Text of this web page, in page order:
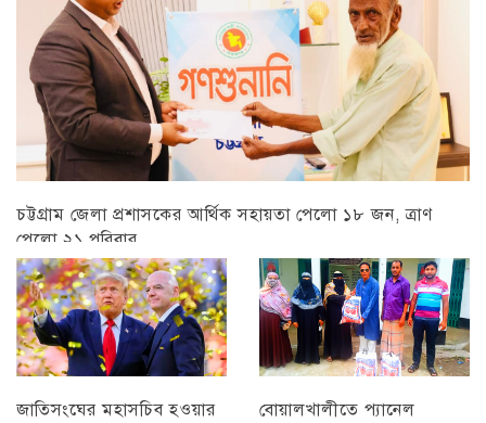
চট্টগ্রাম জেলা প্রশাসকের আর্থিক সহায়তা পেলো ১৮ জন, ত্রাণ
পেলো ২১ পরিবার
চট্টগ্রাম
জাতিসংঘের মহাসচিব হওয়ার
বোয়ালখালীতে প্যানেল